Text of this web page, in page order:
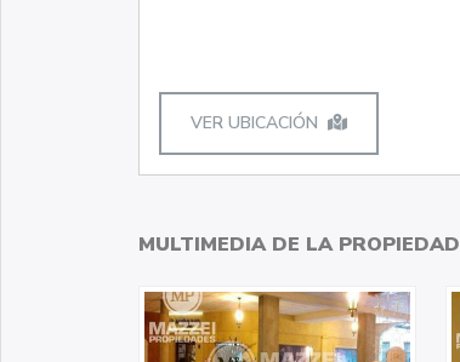
VER UBICACIÓN
MULTIMEDIA DE LA PROPIEDAD